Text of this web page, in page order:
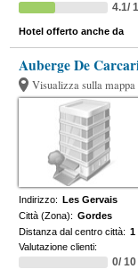
4.1/
Hotel offerto anche da
Auberge De
Visualizza sulla mappa
Indirizzo: Les Gervais
Città (Zona): Gordes
Distanza dal centro città: 1
Valutazione clienti:
0/ 10